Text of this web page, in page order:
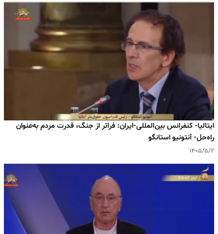
ایتالیا- کنفرانس بین‌المللی-ایران: فراتر از جنگ، قدرت مردم به‌عنوان
راه‌حل- آنتونیو استانگو
۱۴۰۵/۵/۲